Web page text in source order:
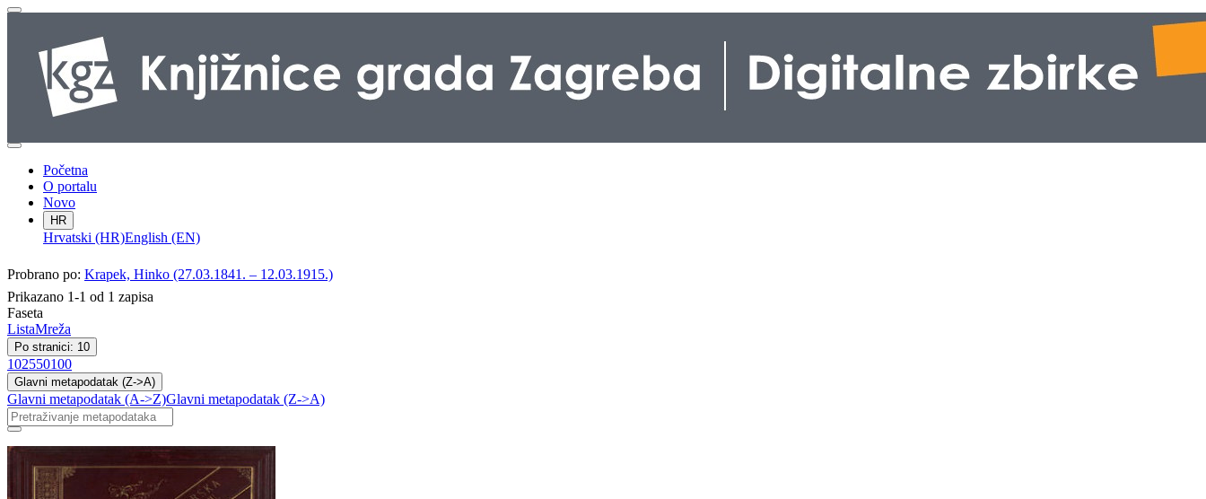
Početna
O portalu
Novo
HR
Hrvatski (HR)English (EN)
Probrano po: Krapek, Hinko (27.03.1841. – 12.03.1915.)
Prikazano 1-1 od 1 zapisa
Faseta
ListaMreža
Po stranici: 10
102550100
Glavni metapodatak (Z->A)
Glavni metapodatak (A->Z)Glavni metapodatak (Z->A)